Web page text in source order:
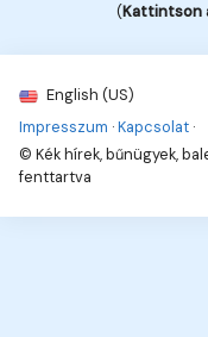
(Kattintson
English (US)
Impresszum ·Kapcsolat ·
© Kék hírek, bűnügyek,
fenttartva